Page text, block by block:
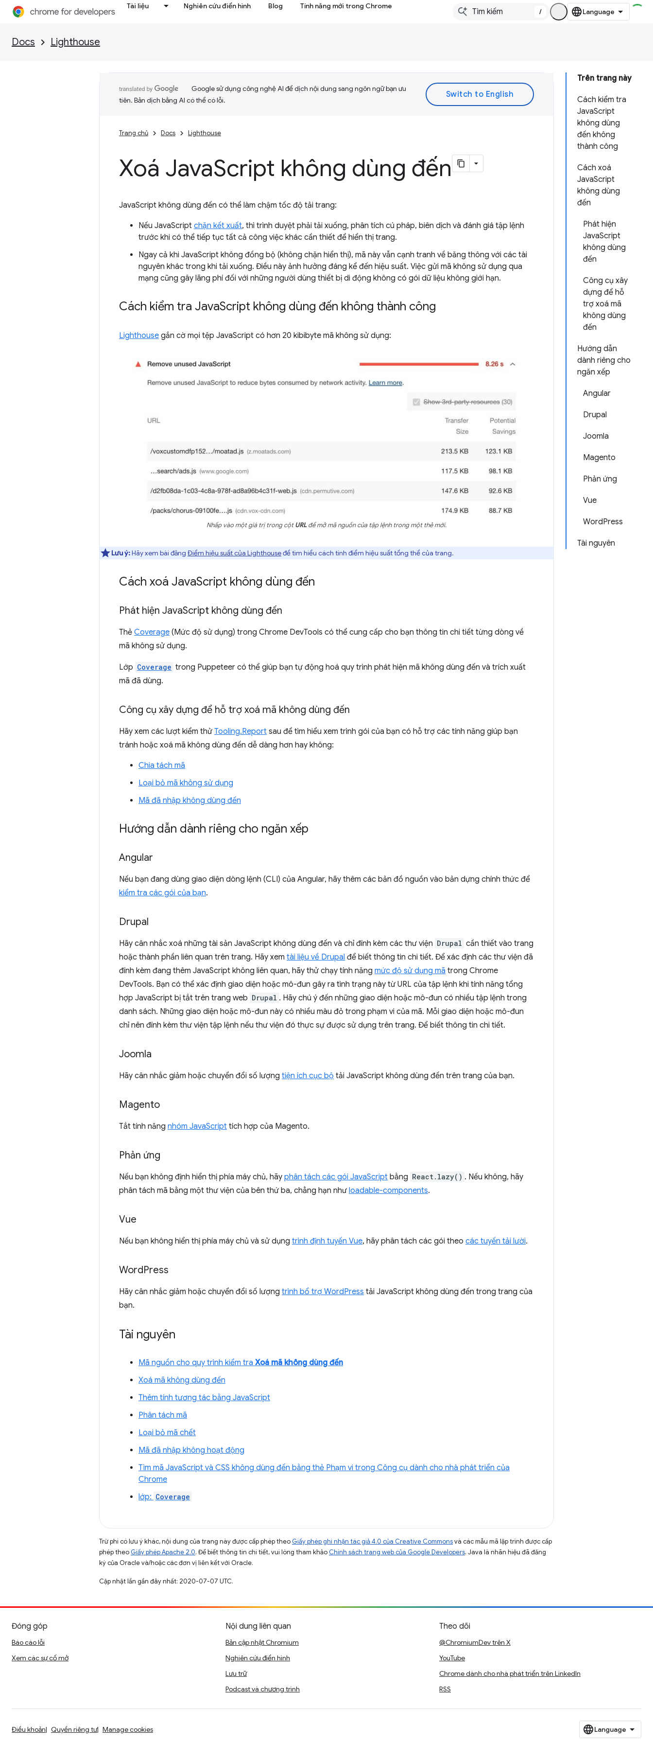
Tài liệu Nghiên cứu điển hình Blog Tính năng mới trong Chrome
/
Docs Lighthouse
Trên trang này
Cách kiểm tra
JavaScript
không dùng
đến không
thành công
Cách xoá
JavaScript
không dùng
đến
Phát hiện
JavaScript
không dùng
đến
Công cụ xây
dựng để hỗ
trợ xoá mã
không dùng
đến
Hướng dẫn
dành riêng cho
ngăn xếp
Angular
Drupal
Joomla
Magento
Phản ứng
Vue
WordPress
Tài nguyên
Google sử dụng công nghệ AI để dịch nội dung sang ngôn ngữ bạn ưu
tiên. Bản dịch bằng AI có thể có lỗi.
Trang chủ Docs Lighthouse
Xoá JavaScript không dùng đến
JavaScript không dùng đến có thể làm chậm tốc độ tải trang:
Nếu JavaScript chặn kết xuất, thì trình duyệt phải tải xuống, phân tích cú pháp, biên dịch và đánh giá tập lệnh
trước khi có thể tiếp tục tất cả công việc khác cần thiết để hiển thị trang.
Ngay cả khi JavaScript không đồng bộ (không chặn hiển thị), mã này vẫn cạnh tranh về băng thông với các tài
nguyên khác trong khi tải xuống. Điều này ảnh hưởng đáng kể đến hiệu suất. Việc gửi mã không sử dụng qua
mạng cũng gây lãng phí đối với những người dùng thiết bị di động không có gói dữ liệu không giới hạn.
Cách kiểm tra JavaScript không dùng đến không thành công
Lighthouse gắn cờ mọi tệp JavaScript có hơn 20 kibibyte mã không sử dụng:
Nhấp vào một giá trị trong cộtURLđể mở mã nguồn của tập lệnh trong một thẻ mới.
Lưu ý:Hãy xem bài đăng Điểm hiệu suất của Lighthouseđể tìm hiểu cách tính điểm hiệu suất tổng thể của trang.
Cách xoá JavaScript không dùng đến
Phát hiện JavaScript không dùng đến
Thẻ Coverage (Mức độ sử dụng) trong Chrome DevTools có thể cung cấp cho bạn thông tin chi tiết từng dòng về
mã không sử dụng.
Lớp Coverage trong Puppeteer có thể giúp bạn tự động hoá quy trình phát hiện mã không dùng đến và trích xuất
mã đã dùng.
Công cụ xây dựng để hỗ trợ xoá mã không dùng đến
Hãy xem các lượt kiểm thử Tooling.Report sau để tìm hiểu xem trình gói của bạn có hỗ trợ các tính năng giúp bạn
tránh hoặc xoá mã không dùng đến dễ dàng hơn hay không:
Chia tách mã
Loại bỏ mã không sử dụng
Mã đã nhập không dùng đến
Hướng dẫn dành riêng cho ngăn xếp
Angular
Nếu bạn đang dùng giao diện dòng lệnh (CLI) của Angular, hãy thêm các bản đồ nguồn vào bản dựng chính thức để
kiểm tra các gói của bạn.
Drupal
Hãy cân nhắc xoá những tài sản JavaScript không dùng đến và chỉ đính kèm các thư viện Drupal cần thiết vào trang
hoặc thành phần liên quan trên trang. Hãy xem tài liệu về Drupal để biết thông tin chi tiết. Để xác định các thư viện đã
đính kèm đang thêm JavaScript không liên quan, hãy thử chạy tính năng mức độ sử dụng mã trong Chrome
DevTools. Bạn có thể xác định giao diện hoặc mô-đun gây ra tình trạng này từ URL của tập lệnh khi tính năng tổng
hợp JavaScript bị tắt trên trang web Drupal . Hãy chú ý đến những giao diện hoặc mô-đun có nhiều tập lệnh trong
danh sách. Những giao diện hoặc mô-đun này có nhiều màu đỏ trong phạm vi của mã. Mỗi giao diện hoặc mô-đun
chỉ nên đính kèm thư viện tập lệnh nếu thư viện đó thực sự được sử dụng trên trang. Để biết thông tin chi tiết.
Joomla
Hãy cân nhắc giảm hoặc chuyển đổi số lượng tiện ích cục bộ tải JavaScript không dùng đến trên trang của bạn.
Magento
Tắt tính năng nhóm JavaScript tích hợp của Magento.
Phản ứng
Nếu bạn không định hiển thị phía máy chủ, hãy phân tách các gói JavaScript bằng React.lazy() . Nếu không, hãy
phân tách mã bằng một thư viện của bên thứ ba, chẳng hạn như loadable-components.
Vue
Nếu bạn không hiển thị phía máy chủ và sử dụng trình định tuyến Vue, hãy phân tách các gói theo các tuyến tải lười.
WordPress
Hãy cân nhắc giảm hoặc chuyển đổi số lượng trình bổ trợ WordPress tải JavaScript không dùng đến trong trang của
bạn.
Tài nguyên
Mã nguồn cho quy trình kiểm tra Xoá mã không dùng đến
Xoá mã không dùng đến
Thêm tính tương tác bằng JavaScript
Phân tách mã
Loại bỏ mã chết
Mã đã nhập không hoạt động
Tìm mã JavaScript và CSS không dùng đến bằng thẻ Phạm vi trong Công cụ dành cho nhà phát triển của
Chrome
lớp: Coverage
Trừ phi có lưu ý khác, nội dung của trang này được cấp phép theo Giấy phép ghi nhận tác giả 4.0 của Creative Commonsvà các mẫu mã lập trình được cấp
phép theo Giấy phép Apache 2.0. Để biết thông tin chi tiết, vui lòng tham khảo Chính sách trang web của Google Developers. Java là nhãn hiệu đã đăng
ký của Oracle và/hoặc các đơn vị liên kết với Oracle.
Cập nhật lần gần đây nhất: 2020-07-07 UTC.
Đóng góp
Báo cáo lỗi
Xem các sự cố mở
Nội dung liên quan
Bản cập nhật Chromium
Nghiên cứu điển hình
Lưu trữ
Podcast và chương trình
Theo dõi
@ChromiumDev trên X
YouTube
Chrome dành cho nhà phát triển trên LinkedIn
RSS
Điều khoản Quyền riêng tư Manage cookies